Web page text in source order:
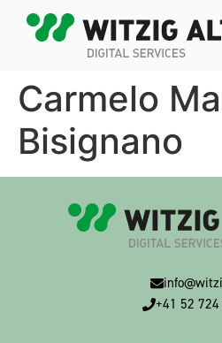
Carmelo
Bisignano
+41 52 724